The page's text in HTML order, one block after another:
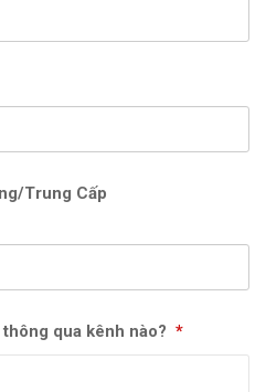
Trung Cấp
qua kênh nào? *